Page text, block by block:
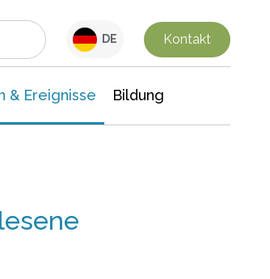
DE Kontakt
& Ereignisse Bildung